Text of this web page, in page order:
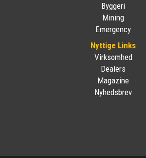
Byggeri
Mining
Emergency
Nyttige Links
Virksomhed
Dealers
Magazine
Nyhedsbrev